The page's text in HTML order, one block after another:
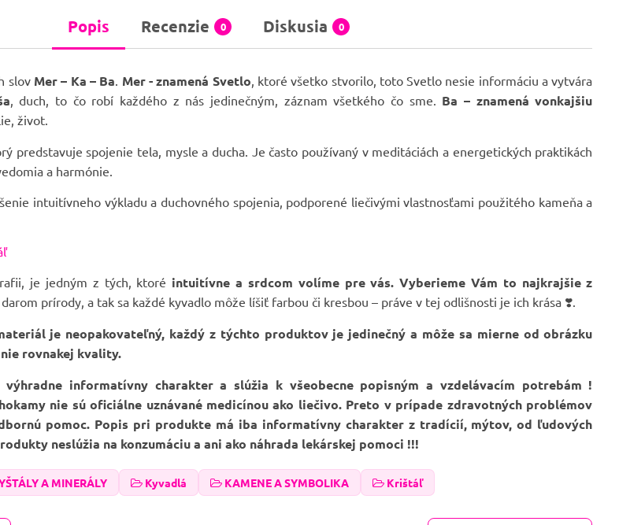
Popis Recenzie 0 Diskusia 0
slov Mer – Ka – Ba. Mer - znamená Svetlo, ktoré všetko stvorilo, toto Svetlo nesie informáciu a vytvára
, duch, to čo robí každého z nás jedinečným, záznam všetkého čo sme. Ba – znamená vonkajšiu
život.
predstavuje spojenie tela, mysle a ducha. Je často používaný v meditáciách a energetických praktikách
a harmónie.
intuitívneho výkladu a duchovného spojenia, podporené liečivými vlastnosťami použitého kameňa a
je jedným z tých, ktoré intuitívne a srdcom volíme pre vás. Vyberieme Vám to najkrajšie z
prírody, a tak sa každé kyvadlo môže líšiť farbou či kresbou – práve v tej odlišnosti je ich krása ❣️.
je neopakovateľný, každý z týchto produktov je jedinečný a môže sa mierne od obrázku
rovnakej kvality.
informatívny charakter a slúžia k všeobecne popisným a vzdelávacím potrebám !
nie sú oficiálne uznávané medicínou ako liečivo. Preto v prípade zdravotných problémov
pomoc. Popis pri produkte má iba informatívny charakter z tradícií, mýtov, od ľudových
neslúžia na konzumáciu a ani ako náhrada lekárskej pomoci !!!
A MINERÁLY Kyvadlá KAMENE A SYMBOLIKA Krištáľ